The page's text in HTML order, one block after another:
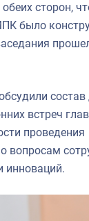
сторон,
было
состав
встреч
проведения
вопросам
инноваций.